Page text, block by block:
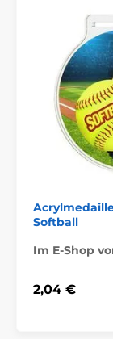
Softball
Im E-Shop
2,04 €